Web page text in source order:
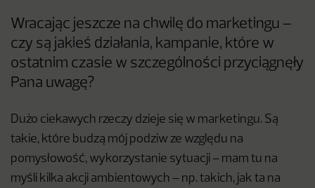
Wracając jeszcze na chwilę do marketingu –
czy są jakieś działania, kampanie, które w
ostatnim czasie w szczególności przyciągnęły
Pana uwagę?
Dużo ciekawych rzeczy dzieje się w marketingu. Są
takie, które budzą mój podziw ze względu na
pomysłowość, wykorzystanie sytuacji – mam tu na
myśli kilka akcji ambientowych – np. takich, jak ta na